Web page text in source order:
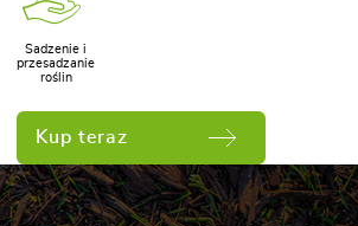
Sadzenie i
przesadzanie
roślin
Kup teraz